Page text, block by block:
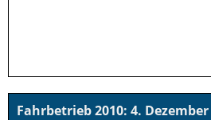
Fahrbetrieb 2010: 4.